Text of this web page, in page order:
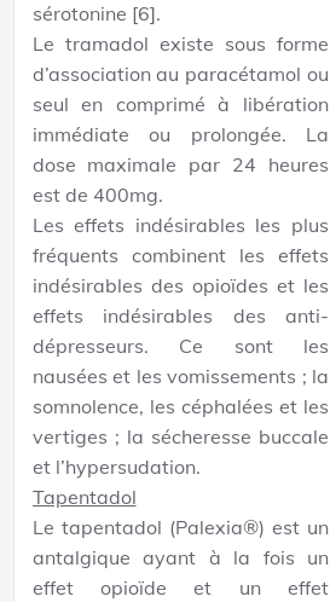
sérotonine [6].
Le tramadol existe sous forme
d’association au paracétamol ou
seul en comprimé à libération
immédiate ou prolongée. La
dose maximale par 24 heures
est de 400mg.
Les effets indésirables les plus
fréquents combinent les effets
indésirables des opioïdes et les
effets indésirables des anti-
dépresseurs. Ce sont les
nausées et les vomissements ; la
somnolence, les céphalées et les
vertiges ; la sécheresse buccale
et l’hypersudation.
Tapentadol
Le tapentadol (Palexia®) est un
antalgique ayant à la fois un
effet opioïde et un effet